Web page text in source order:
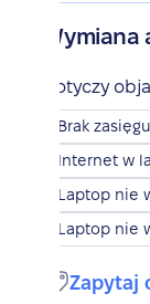
Dotyczy
Brak zasięgu
Internet w
Laptop nie
Laptop nie
Zapytaj